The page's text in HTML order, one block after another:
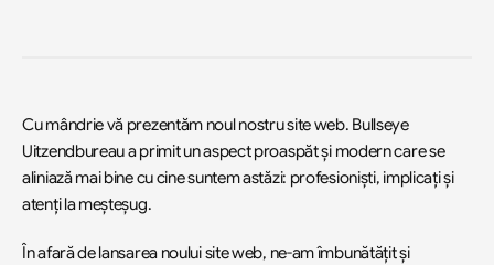
Cu mândrie vă prezentăm noul nostru site web. Bullseye
Uitzendbureau a primit un aspect proaspăt și modern care se
aliniază mai bine cu cine suntem astăzi: profesioniști, implicați și
atenți la meșteșug.
În afară de lansarea noului site web, ne-am îmbunătățit și